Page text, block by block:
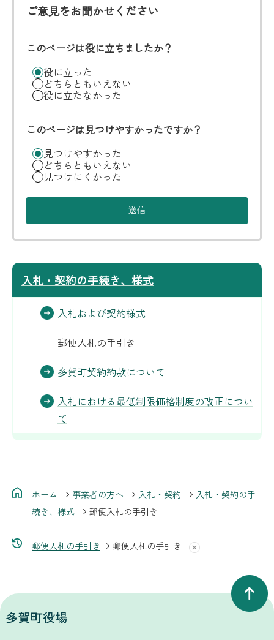
ご意見をお聞かせください
このページは役に立ちましたか？
役に立った
どちらともいえない
役に立たなかった
このページは見つけやすかったですか？
見つけやすかった
どちらともいえない
見つけにくかった
入札・契約の手続き、様式
入札および契約様式
郵便入札の手引き
多賀町契約約款について
入札における最低制限価格制度の改正につい
て
ホーム 事業者の方へ 入札・契約
入札・契約の手
続き、様式
郵便入札の手引き
郵便入札の手引き 郵便入札の手引き